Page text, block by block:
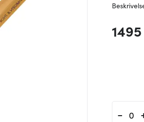
-